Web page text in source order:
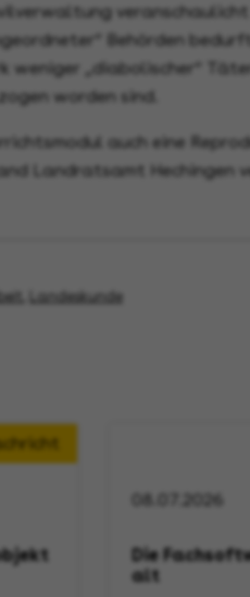
Behörden
weniger „diabolischer“
worden sind.
auch eine
Landratsamt
Landeskunde
08.07.2026
Die
alt